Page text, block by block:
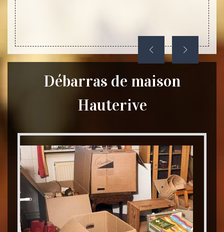
Débarras de maison
Hauterive